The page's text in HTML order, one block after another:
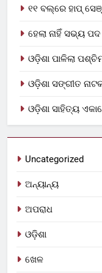
୧୧ ବଲ୍‌ରେ ହାପ୍
ହେଲା ନାହିଁ ସଭ୍ୟ
ଓଡ଼ିଶା ପାଳିଲା
ଓଡ଼ିଶା ସଙ୍ଗୀତ
ଓଡ଼ିଶା ସାହିତ୍ୟ
Uncategorized
ଅନ୍ୟାନ୍ୟ
ଅପରାଧ
ଓଡ଼ିଶା
ଖେଳ